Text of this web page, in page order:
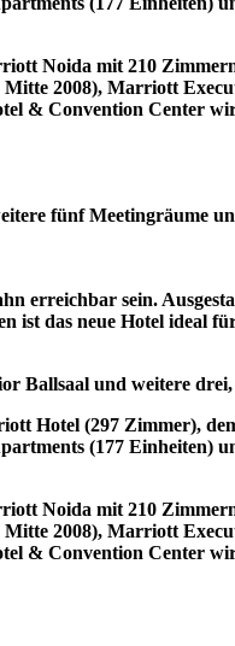
Noida mit 210
2008), Marriott
& Convention Center
fünf Meetingräume
erreichbar sein.
das neue Hotel ideal
Ballsaal und weitere
Hotel (297 Zimmer),
(177
Noida mit 210
2008), Marriott
& Convention Center